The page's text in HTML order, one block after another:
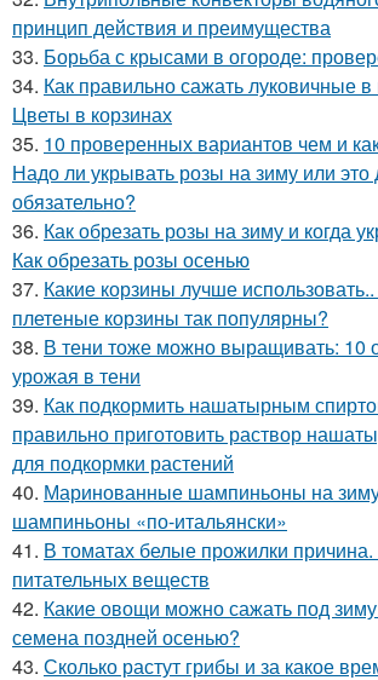
принцип действия и преимущества
33. Борьба с крысами в огороде:
34. Как правильно сажать луковичные в
Цветы в корзинах
35. 10 проверенных вариантов чем и
Надо ли укрывать розы на зиму или это
обязательно?
36. Как обрезать розы на зиму и когда
Как обрезать розы осенью
37. Какие корзины лучше
плетеные корзины так популярны?
38. В тени тоже можно выращивать: 10
урожая в тени
39. Как подкормить нашатырным
правильно приготовить раствор
для подкормки растений
40. Маринованные шампиньоны на
шампиньоны «по-итальянски»
41. В томатах белые прожилки
питательных веществ
42. Какие овощи можно сажать под
семена поздней осенью?
43. Сколько растут грибы и за какое